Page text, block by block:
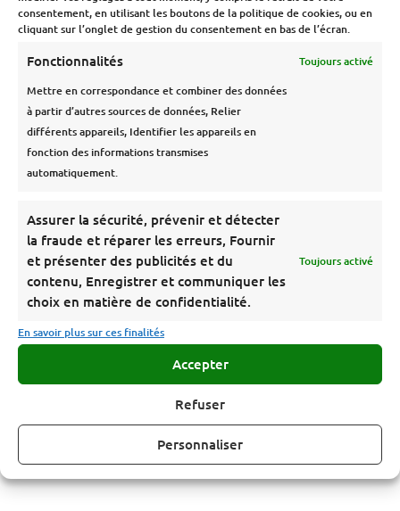
consentement, en utilisant les boutons de la politique de cookies, ou en
cliquant sur l’onglet de gestion du consentement en bas de l’écran.
Fonctionnalités
Toujours activé
Mettre en correspondance et combiner des données
à partir d’autres sources de données, Relier
différents appareils, Identifier les appareils en
fonction des informations transmises
automatiquement.
Assurer la sécurité, prévenir et détecter
la fraude et réparer les erreurs, Fournir
et présenter des publicités et du
contenu, Enregistrer et communiquer les
choix en matière de confidentialité.
Toujours activé
En savoir plus sur ces finalités
Accepter
Refuser
Personnaliser
Bogey Cup PVC
LIRE LA SUITE
Pourquoi choisir Sport et
Jardin ?